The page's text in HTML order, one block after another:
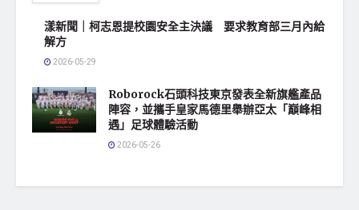
漾新聞｜柯志恩提校園安全主決議 要求教育部三月內給
解方
2026-05-29
Roborock石頭科技東京發表全新旗艦產品
陣容，並攜手皇家馬德里舉辦亞太「巔峰相
遇」足球體驗活動
2026-05-26